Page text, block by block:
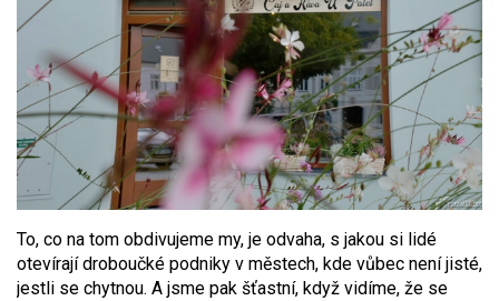
To, co na tom obdivujeme my, je odvaha, s jakou si lidé
otevírají droboučké podniky v městech, kde vůbec není jisté,
jestli se chytnou. A jsme pak šťastní, když vidíme, že se